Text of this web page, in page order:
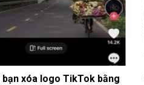
bạn xóa logo TikTok bằng